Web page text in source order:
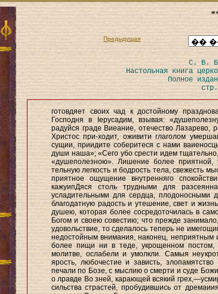
Предыдущая
С. В.
Настольная книга
Полное
готовдяет своих чад к достойному
Господня в Іерусадим, взывая:
радуйся граде Виеание, отечество
Христос при-ходит, оживити глаголом
сущии, приидите соберитеся с нами
души наша»; «Сего убо срести идем
«душеполезною». Лишение более
тельную легкость и бодрость тела, свежесть
приятное ощущение внутренняго
кажуипДяся столь трудными для
усладительными для сердца, плодоносными
благодатную радость и утешение, свет и
душею, которая более сосредоточилась в
Богом и своею совестию; что прежде
удовольствие, то сделалось теперь не
недостойным внимания, наконец, неприятным
более пищи ни в теде, укрощенном
молитве, ослабели и умолкли. Самыя
ярость, любочестие и зависть,
печали по Бозе, с мыслию о смерти и суде
о лравде Во зней, карающей всякий
сильства страстей, пробудившись от